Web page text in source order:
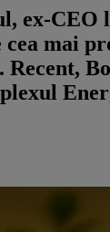
ex-CEO
cea mai
Recent,